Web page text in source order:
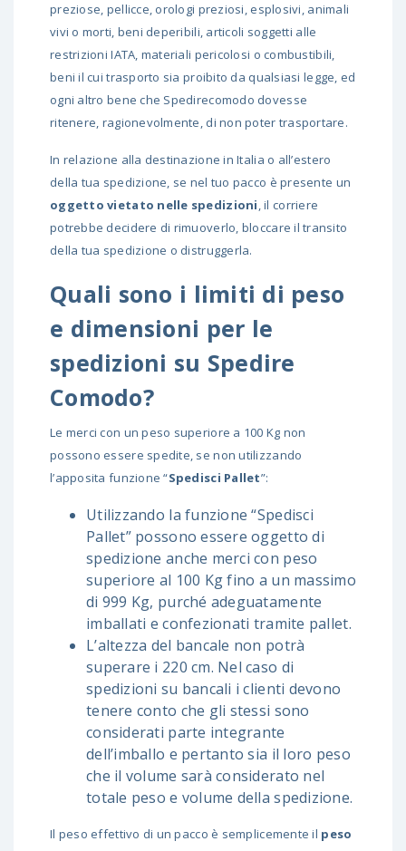
preziose, pellicce, orologi preziosi, esplosivi, animali
vivi o morti, beni deperibili, articoli soggetti alle
restrizioni IATA, materiali pericolosi o combustibili,
beni il cui trasporto sia proibito da qualsiasi legge, ed
ogni altro bene che Spedirecomodo dovesse
ritenere, ragionevolmente, di non poter trasportare.
In relazione alla destinazione in Italia o all’estero
della tua spedizione, se nel tuo pacco è presente un
oggetto vietato nelle spedizioni, il corriere
potrebbe decidere di rimuoverlo, bloccare il transito
della tua spedizione o distruggerla.
Quali sono i limiti di peso
e dimensioni per le
spedizioni su Spedire
Comodo?
Le merci con un peso superiore a 100 Kg non
possono essere spedite, se non utilizzando
l’apposita funzione “Spedisci Pallet”:
Utilizzando la funzione “Spedisci
Pallet” possono essere oggetto di
spedizione anche merci con peso
superiore al 100 Kg fino a un massimo
di 999 Kg, purché adeguatamente
imballati e confezionati tramite pallet.
L’altezza del bancale non potrà
superare i 220 cm. Nel caso di
spedizioni su bancali i clienti devono
tenere conto che gli stessi sono
considerati parte integrante
dell’imballo e pertanto sia il loro peso
che il volume sarà considerato nel
totale peso e volume della spedizione.
Il peso effettivo di un pacco è semplicemente il peso